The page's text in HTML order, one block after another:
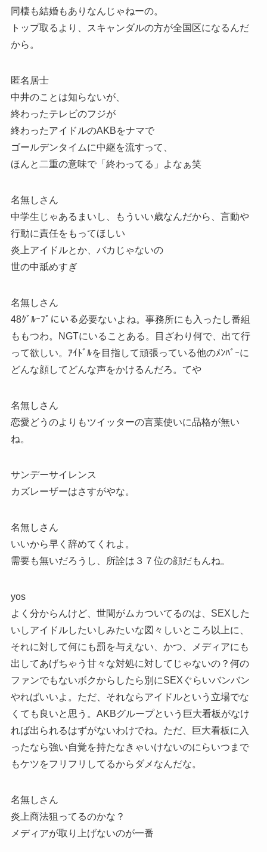
同棲も結婚もありなんじゃねーの。
トップ取るより、スキャンダルの方が全国区になるんだ
から。
匿名居士
中井のことは知らないが、
終わったテレビのフジが
終わったアイドルのAKBをナマで
ゴールデンタイムに中継を流すって、
ほんと二重の意味で「終わってる」よなぁ笑
名無しさん
中学生じゃあるまいし、もういい歳なんだから、言動や
行動に責任をもってほしい
炎上アイドルとか、バカじゃないの
世の中舐めすぎ
名無しさん
48ｸﾞﾙｰﾌﾟにいる必要ないよね。事務所にも入ったし番組
ももつわ。NGTにいることある。目ざわり何で、出て行
って欲しい。ｱｲﾄﾞﾙを目指して頑張っている他のﾒﾝﾊﾞｰに
どんな顔してどんな声をかけるんだろ。てや
名無しさん
恋愛どうのよりもツイッターの言葉使いに品格が無い
ね。
サンデーサイレンス
カズレーザーはさすがやな。
名無しさん
いいから早く辞めてくれよ。
需要も無いだろうし、所詮は３７位の顔だもんね。
yos
よく分からんけど、世間がムカついてるのは、SEXした
いしアイドルしたいしみたいな図々しいところ以上に、
それに対して何にも罰を与えない、かつ、メディアにも
出してあげちゃう甘々な対処に対してじゃないの？何の
ファンでもないボクからしたら別にSEXぐらいバンバン
やればいいよ。ただ、それならアイドルという立場でな
くても良いと思う。AKBグループという巨大看板がなけ
れば出られるはずがないわけでね。ただ、巨大看板に入
ったなら強い自覚を持たなきゃいけないのにらいつまで
もケツをフリフリしてるからダメなんだな。
名無しさん
炎上商法狙ってるのかな？
メディアが取り上げないのが一番